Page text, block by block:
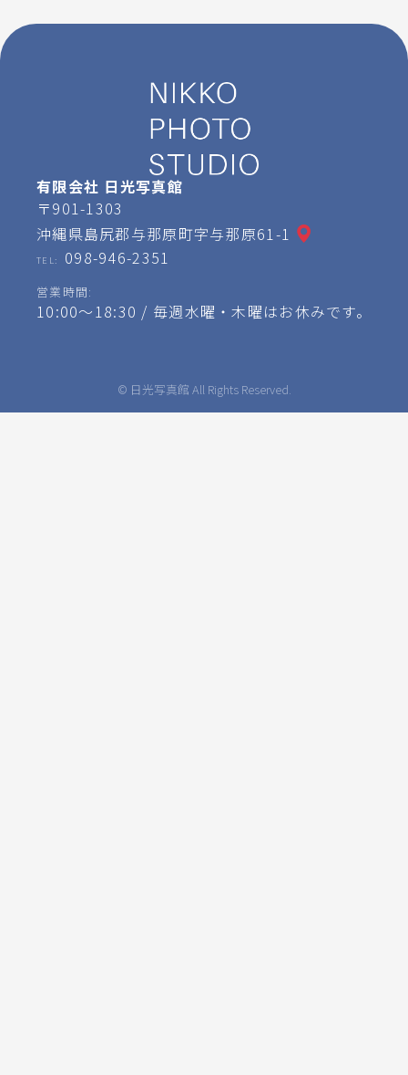
有限会社 日光写真館
〒901-1303
沖縄県島尻郡与那原町字与那原61-1
TEL: 098-946-2351
営業時間:
10:00～18:30 / 毎週水曜・木曜はお休みです。
© 日光写真館 All Rights Reserved.